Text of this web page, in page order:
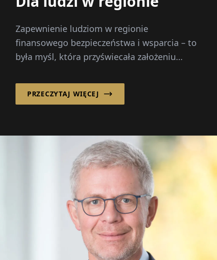
Zapewnienie ludziom w regionie
finansowego bezpieczeństwa i wsparcia – to
była myśl, która przyświecała założeniu
PRZECZYTAJ WIĘCEJ